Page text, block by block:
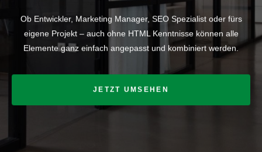
Ob Entwickler, Marketing Manager, SEO Spezialist oder fürs
eigene Projekt – auch ohne HTML Kenntnisse können alle
Elemente ganz einfach angepasst und kombiniert werden.
JETZT UMSEHEN